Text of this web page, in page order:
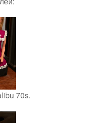
70s.